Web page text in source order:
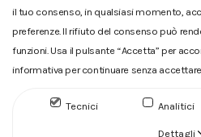
Glossario|Privacy|Cookie|
fiscale 00304790538 (P.IVA) già
il tuo consenso, in qualsiasi momento,
preferenze. Il rifiuto del consenso può
funzioni. Usa il pulsante “Accetta” per
informativa per continuare senza
Tecnici Analitici
Dettagli